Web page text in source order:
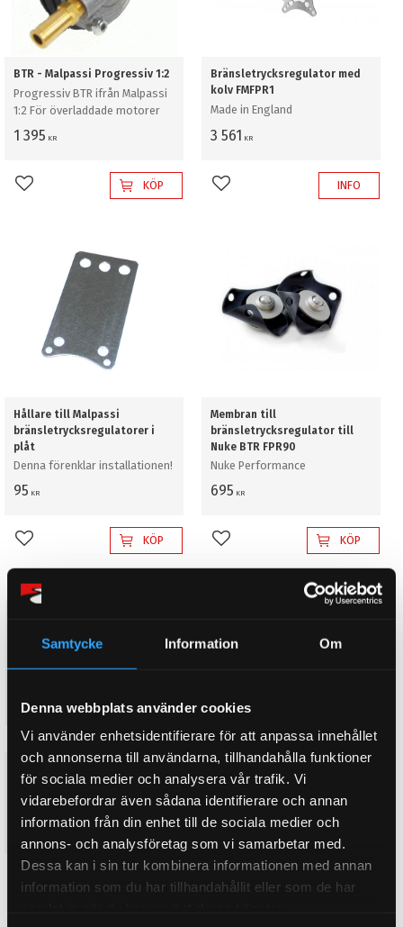
Samtycke Information Om
Denna webbplats använder cookies
Vi använder enhetsidentifierare för att anpassa innehållet
och annonserna till användarna, tillhandahålla funktioner
för sociala medier och analysera vår trafik. Vi
vidarebefordrar även sådana identifierare och annan
information från din enhet till de sociala medier och
annons- och analysföretag som vi samarbetar med.
Dessa kan i sin tur kombinera informationen med annan
information som du har tillhandahållit eller som de har
BTR - Malpassi Progressiv 1:2
Progressiv BTR ifrån Malpassi
1:2 För överladdade motorer
1 395 KR
Lägg till i favoriterKÖP
Bränsletrycksregulator med
kolv FMFPR1
Made in England
3 561 KR
Lägg till i favoriterINFO
Hållare till Malpassi
bränsletrycksregulatorer i
plåt
Denna förenklar installationen!
95 KR
Lägg till i favoriterKÖP
Membran till
bränsletrycksregulator till
Nuke BTR FPR90
Nuke Performance
695 KR
Lägg till i favoriterKÖP
SLANGANSLUTNING 10MM
1 styck
69
Lägg till i favoriter KÖP
SLANGANSLUTNING 6MM
1 styck
69
Lägg till i favoriter